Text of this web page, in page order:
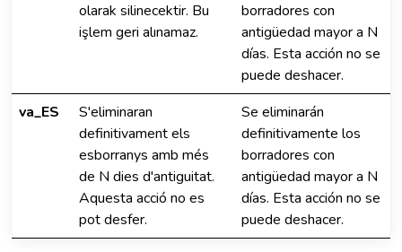
olarak silinecektir. Bu
işlem geri alınamaz.
borradores con
antigüedad mayor a N
días. Esta acción no se
puede deshacer.
va_ES
S'eliminaran
definitivament els
esborranys amb més
de N dies d'antiguitat.
Aquesta acció no es
pot desfer.
Se eliminarán
definitivamente los
borradores con
antigüedad mayor a N
días. Esta acción no se
puede deshacer.